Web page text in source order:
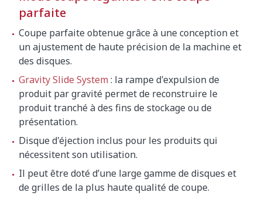
parfaite
Coupe parfaite obtenue grâce à une conception et
un ajustement de haute précision de la machine et
des disques.
Gravity Slide System : la rampe d'expulsion de
produit par gravité permet de reconstruire le
produit tranché à des fins de stockage ou de
présentation.
Disque d'éjection inclus pour les produits qui
nécessitent son utilisation.
Il peut être doté d’une large gamme de disques et
de grilles de la plus haute qualité de coupe.